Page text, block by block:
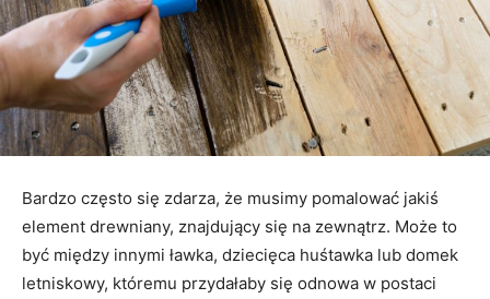
Bardzo często się zdarza, że musimy pomalować jakiś
element drewniany, znajdujący się na zewnątrz. Może to
być między innymi ławka, dziecięca huśtawka lub domek
letniskowy, któremu przydałaby się odnowa w postaci